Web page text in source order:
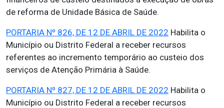
de reforma de Unidade Básica de Saúde.
PORTARIA Nº 826, DE 12 DE ABRIL DE 2022 Habilita o
Município ou Distrito Federal a receber recursos
referentes ao incremento temporário ao custeio dos
serviços de Atenção Primária à Saúde.
PORTARIA Nº 827, DE 12 DE ABRIL DE 2022 Habilita o
Município ou Distrito Federal a receber recursos